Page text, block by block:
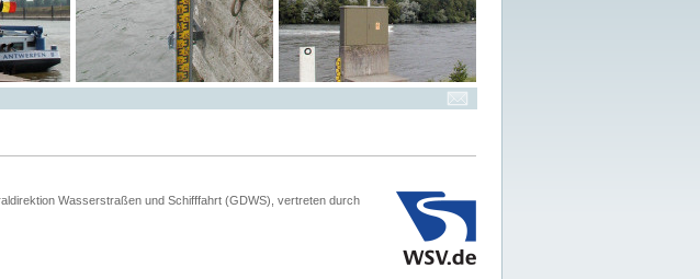
Wasserstraßen und Schifffahrt (GDWS), vertreten durch